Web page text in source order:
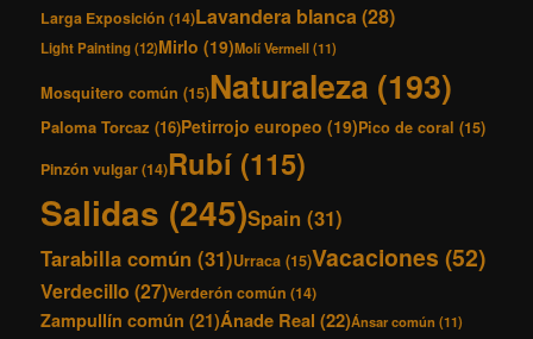
Larga Exposición (14)Lavandera blanca(28)
Light Painting(12)Mirlo (19)Molí Vermell(11)
Mosquitero común (15)Naturaleza (193)
Paloma Torcaz (16)Petirrojo europeo (19)Pico de coral (15)
Pinzón vulgar(14)Rubí (115)
Salidas (245)Spain (31)
Tarabilla común (31)Urraca (15)Vacaciones (52)
Verdecillo (27)Verderón común (14)
Zampullín común (21)Ánade Real (22)Ánsar común (11)